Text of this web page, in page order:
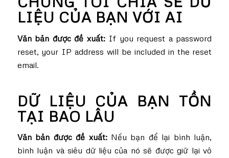
LIỆU CỦA BẠN VỚI AI
Văn bản được đề xuất: If you request a password
reset, your IP address will be included in the reset
email.
DỮ LIỆU CỦA BẠN TỒN
TẠI BAO LÂU
Văn bản được đề xuất: Nếu bạn để lại bình luận,
bình luận và siêu dữ liệu của nó sẽ được giữ lại vô